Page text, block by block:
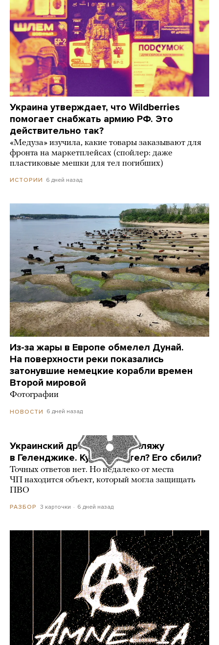
Украина утверждает, что Wildberries
помогает снабжать армию РФ. Это
действительно так?
«Медуза» изучила, какие товары заказывают для
фронта на маркетплейсах (спойлер: даже
пластиковые мешки для тел погибших)
ИСТОРИИ 6 дней назад
Из-за жары в Европе обмелел Дунай.
На поверхности реки показались
затонувшие немецкие корабли времен
Второй мировой
Фотографии
НОВОСТИ 6 дней назад
Украинский дрон попал по пляжу
в Геленджике. Куда он летел? Его сбили?
Точных ответов нет. Но недалеко от места
ЧП находится объект, который могла защищать
ПВО
РАЗБОР 3 карточки 6 дней назад